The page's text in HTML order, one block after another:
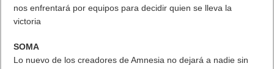
nos enfrentará por equipos para decidir quien se lleva la
victoria
SOMA
Lo nuevo de los creadores de Amnesia no dejará a nadie sin